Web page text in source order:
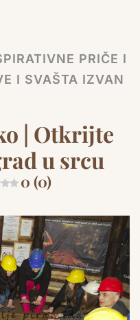
PRIČE I
I SVAŠTA IZVAN
| Otkrijte
u srcu
0 (0)